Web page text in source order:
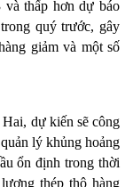
thấp hơn dự báo
quý trước, gây
giảm và một số
dự kiến sẽ công
lý khủng hoảng
ổn định trong thời
thép thô hàng